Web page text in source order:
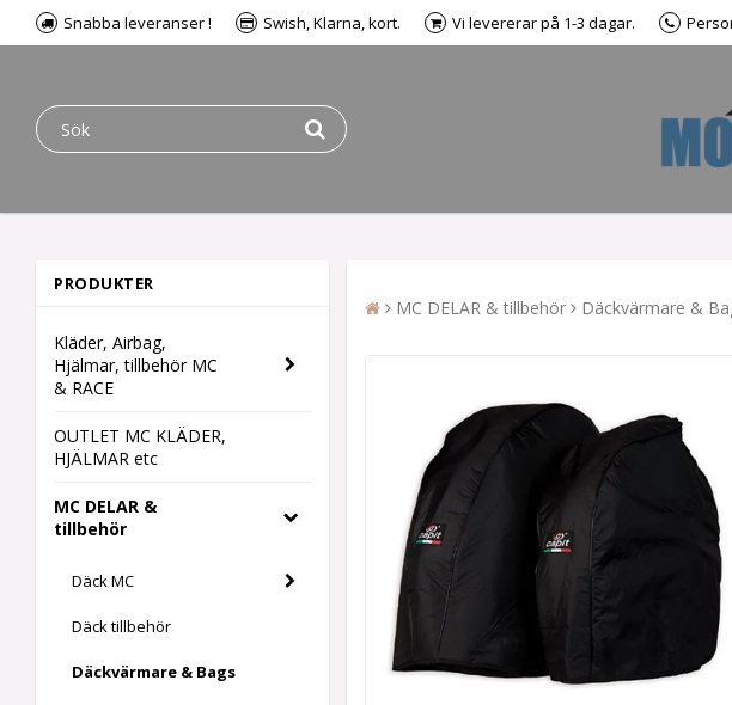
Snabba leveranser ! Swish, Klarna, kort. Vi levererar på 1-3 dagar.
PRODUKTER
Kläder, Airbag,
Hjälmar, tillbehör MC
& RACE
OUTLET MC KLÄDER,
HJÄLMAR etc
MC DELAR &
tillbehör
Däck MC
Däck tillbehör
Däckvärmare & Bags
MC DELAR & tillbehör Däckvärmare &